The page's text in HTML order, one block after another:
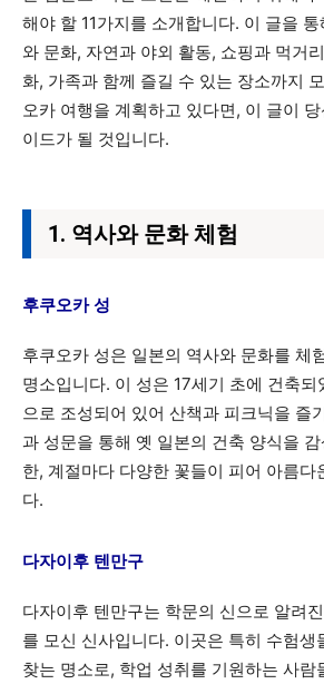
해야 할 11가지를 소개합니다. 이 글을
와 문화, 자연과 야외 활동, 쇼핑과 먹거
화, 가족과 함께 즐길 수 있는 장소까지
오카 여행을 계획하고 있다면, 이 글이
이드가 될 것입니다.
1. 역사와 문화 체험
후쿠오카 성
후쿠오카 성은 일본의 역사와 문화를 체
명소입니다. 이 성은 17세기 초에 건축되
으로 조성되어 있어 산책과 피크닉을 즐
과 성문을 통해 옛 일본의 건축 양식을
한, 계절마다 다양한 꽃들이 피어 아름다
다.
다자이후 텐만구
다자이후 텐만구는 학문의 신으로 알려
를 모신 신사입니다. 이곳은 특히 수험생
찾는 명소로, 학업 성취를 기원하는 사람